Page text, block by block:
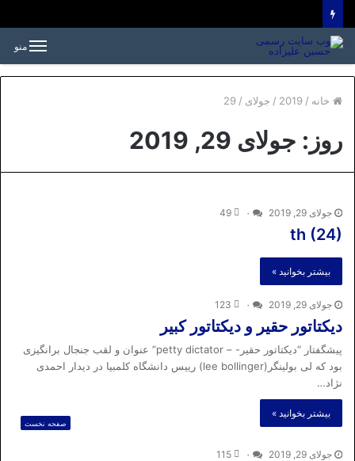
منو
خانه /
2019
/ جولای /
29
روز: جولای 29, 2019
جولای 29, 2019 ۰ 49
th (24)
بیشتر بخوانید »
جولای 29, 2019 ۰ 123
دیکتاتور حقیر و دیکتاتور کبیر
پیشگفتار “دیکتاتور حقیر- – petty dictator” عنوان و لقب جنجال برانگیزی
بود که لی بولینگر(lee bollinger) رییس دانشگاه کلمبیا در دیدار احمدی
نژاد…
بیشتر بخوانید »
صفحه نخست
جولای 29, 2019 ۰ 115